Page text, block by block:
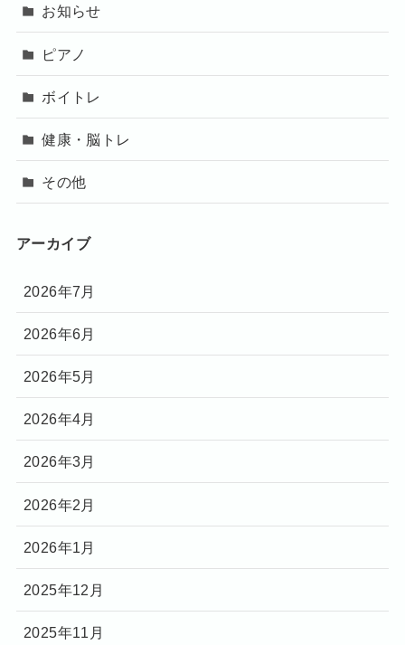
お知らせ
ピアノ
ボイトレ
健康・脳トレ
その他
アーカイブ
2026年7月
2026年6月
2026年5月
2026年4月
2026年3月
2026年2月
2026年1月
2025年12月
2025年11月